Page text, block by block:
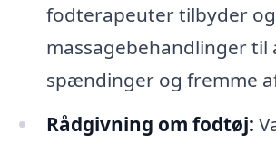
fodterapeuter tilbyder
massagebehandlinger til
spændinger og fremme
Rådgivning om fodtøj: